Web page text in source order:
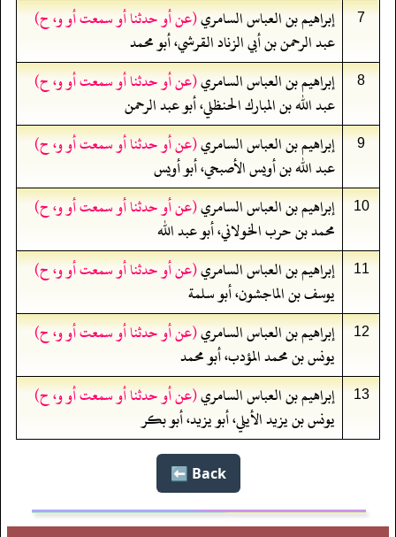
7 إبراهيم بن العباس السامري(عن أو حدثنا أو سمعت أو و، ح)
عبد الرحمن بن أبي الزناد القرشي، أبو محمد
8 إبراهيم بن العباس السامري(عن أو حدثنا أو سمعت أو و، ح)
عبد الله بن المبارك الحنظلي، أبو عبد الرحمن
9 إبراهيم بن العباس السامري(عن أو حدثنا أو سمعت أو و، ح)
عبد الله بن أويس الأصبحي، أبو أويس
10 إبراهيم بن العباس السامري(عن أو حدثنا أو سمعت أو و، ح)
محمد بن حرب الخولاني، أبو عبد الله
11 إبراهيم بن العباس السامري(عن أو حدثنا أو سمعت أو و، ح)
يوسف بن الماجشون، أبو سلمة
12 إبراهيم بن العباس السامري(عن أو حدثنا أو سمعت أو و، ح)
يونس بن محمد المؤدب، أبو محمد
13 إبراهيم بن العباس السامري(عن أو حدثنا أو سمعت أو و، ح)
يونس بن يزيد الأيلي، أبو يزيد، أبو بكر
Back ⬅️